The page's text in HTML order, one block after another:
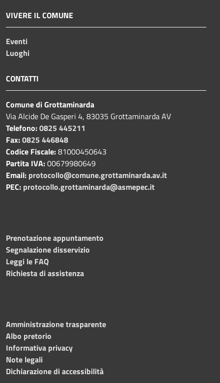
VIVERE IL COMUNE
Eventi
Luoghi
CONTATTI
Comune di Grottaminarda
Via Alcide De Gasperi 4, 83035 Grottaminarda AV
Telefono:0825 445211
Fax:0825 446848
Codice Fiscale:81000450643
Partita IVA:00679980649
Email: protocollo@comune.grottaminarda.av.it
PEC: protocollo.grottaminarda@asmepec.it
Prenotazione appuntamento
Segnalazione disservizio
Leggi le FAQ
Richiesta di assistenza
Amministrazione trasparente
Albo pretorio
Informativa privacy
Note legali
Dichiarazione di accessibilità